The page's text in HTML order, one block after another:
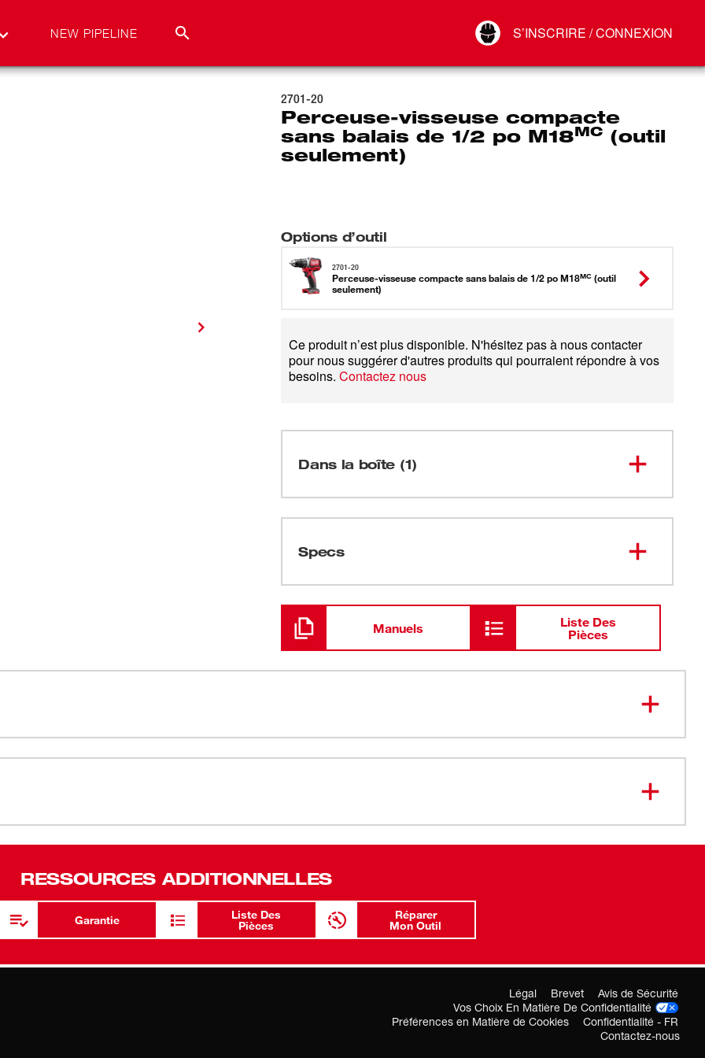
NEW PIPELINE S’INSCRIRE / CONNEXION
Connect
2701-20
Perceuse-visseuse compacte
sans balais de 1/2 po M18MC (outil
seulement)
Options d’outil
2701-20
Perceuse-visseuse compacte sans balais de 1/2 po M18MC (outil
seulement)
Ce produit n’est plus disponible. N'hésitez pas à nous contacter
pour nous suggérer d'autres produits qui pourraient répondre à vos
besoins.Contactez nous
Dans la boîte (1)
(1
Specs
Chargement
Manuels
Liste Des
Pièces
sans balais fabriqué par
Ne mesurant que 6 7/8 po de
offre un contrôle et un équilibre
couple de 500 po-lb et une vitesse de 0-
de perçage et de vissage. Un boîtier
de 1/2 po assurent la durabilité
RESSOURCES ADDITIONNELLES
Garantie
Liste Des
Pièces
Réparer
Mon Outil
Légal Brevet
Avis de Sécurité
Vos Choix En Matière De Confidentialité
Préférences en Matière de Cookies
Confidentialité - FR
Contactez-nous